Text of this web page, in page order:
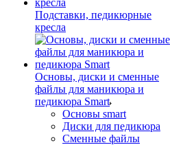
Подставки, педикюрные
кресла
Основы, диски и сменные
файлы для маникюра и
педикюра Smart
Основы smart
Диски для педикюра
Сменные файлы